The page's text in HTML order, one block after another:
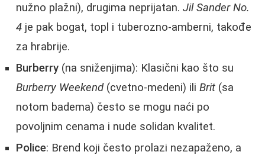
nužno plažni), drugima neprijatan. Jil Sander No.
4 je pak bogat, topl i tuberozno-amberni, takođe
za hrabrije.
Burberry (na sniženjima): Klasični kao što su
Burberry Weekend(cvetno-medeni) ili Brit (sa
notom badema) često se mogu naći po
povoljnim cenama i nude solidan kvalitet.
Police: Brend koji često prolazi nezapaženo, a